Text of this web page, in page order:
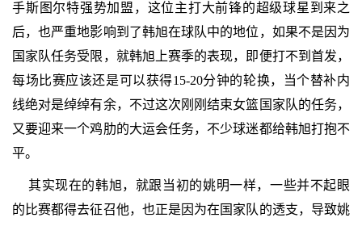
手斯图尔特强势加盟，这位主打大前锋的超级球星到来之
后，也严重地影响到了韩旭在球队中的地位，如果不是因为
国家队任务受限，就韩旭上赛季的表现，即便打不到首发，
每场比赛应该还是可以获得15-20分钟的轮换，当个替补内
线绝对是绰绰有余，不过这次刚刚结束女篮国家队的任务，
又要迎来一个鸡肋的大运会任务，不少球迷都给韩旭打抱不
平。
其实现在的韩旭，就跟当初的姚明一样，一些并不起眼
的比赛都得去征召他，也正是因为在国家队的透支，导致姚